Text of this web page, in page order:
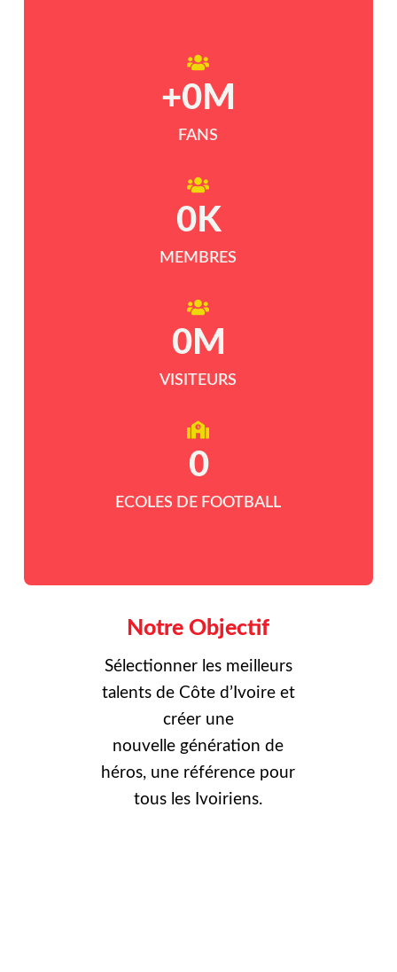
FANS
+0 M
MEMBRES
0K
VISITEURS
0M
ECOLES DE FOOTBALL
0
Notre Objectif
Sélectionner les meilleurs
talents de Côte d’Ivoire et
créer une
nouvelle génération de
héros, une référence pour
tous les Ivoiriens.